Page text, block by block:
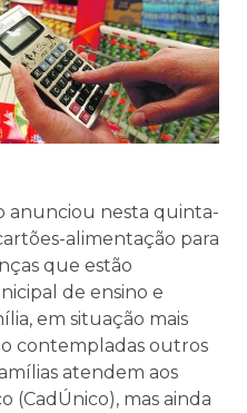
anunciou nesta quinta-
alimentação para
que estão
de ensino e
em situação mais
contempladas outros
atendem aos
(CadÚnico), mas ainda